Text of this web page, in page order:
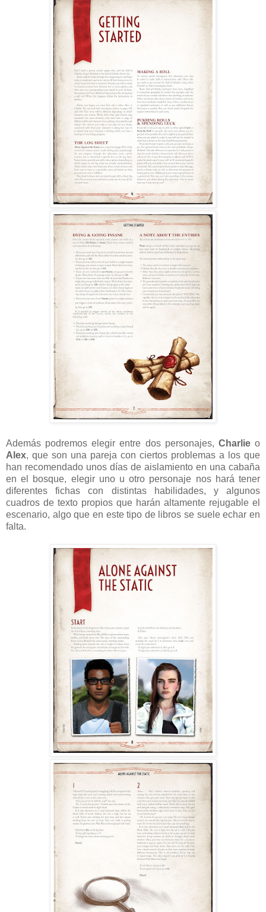
Además podremos elegir entre dos personajes, Charlieo
Alex, que son una pareja con ciertos problemas a los que
han recomendado unos días de aislamiento en una cabaña
en el bosque, elegir uno u otro personaje nos hará tener
diferentes fichas con distintas habilidades, y algunos
cuadros de texto propios que harán altamente rejugable el
escenario, algo que en este tipo de libros se suele echar en
falta.